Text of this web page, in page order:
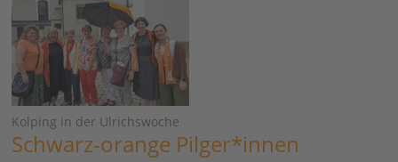
Kolping in der Ulrichswoche
Schwarz-orange Pilger*innen